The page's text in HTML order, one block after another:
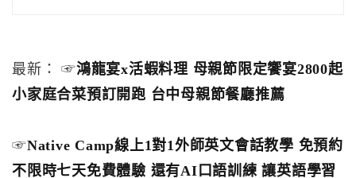
最新： ☞鴻龍宴x活蝦料理 母親節限定饗宴2800起
小家庭合菜預訂開跑 台中母親節餐廳推薦
☞Native Camp線上1對1外師英文會話教學 免預約
不限時七天免費體驗 還有AI口語訓練 讓英語學習